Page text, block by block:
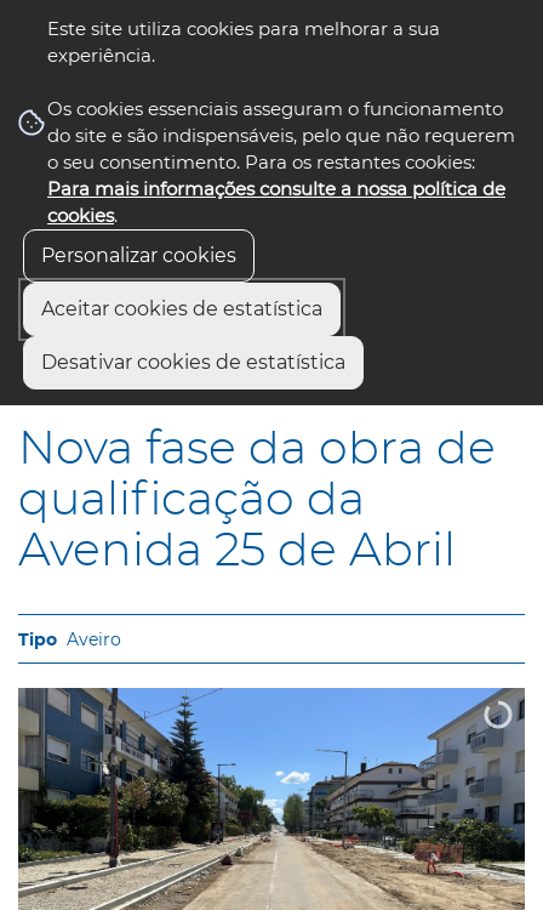
Este site utiliza cookies para melhorar a sua
experiência.
Os cookies essenciais asseguram o funcionamento
do site e são indispensáveis, pelo que não requerem
o seu consentimento. Para os restantes cookies:
Para mais informações consulte a nossa política de
cookies.
Personalizar cookies
Aceitar cookies de estatística
Desativar cookies de estatística
nos select language
Início
Nova fase da obra de qualificação da Avenida 25 de Abril
Nova fase da obra de
qualificação da
Avenida 25 de Abril
Aveiro